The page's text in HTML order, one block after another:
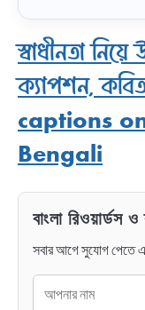
স্বাধীনতা নিয়ে
ক্যাপশন,
captions
Bengali
বাংলা
সবার আগে সুযোগ পেতে